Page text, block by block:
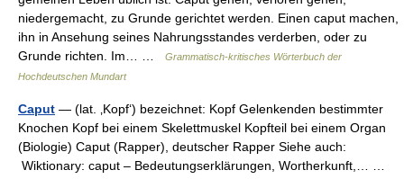
niedergemacht, zu Grunde gerichtet werden. Einen caput machen,
ihn in Ansehung seines Nahrungsstandes verderben, oder zu
Grunde richten. Im… …
Grammatisch-kritisches Wörterbuch der
Hochdeutschen Mundart
Caput — (lat. ‚Kopf‘) bezeichnet: Kopf Gelenkenden bestimmter
Knochen Kopf bei einem Skelettmuskel Kopfteil bei einem Organ
(Biologie) Caput (Rapper), deutscher Rapper Siehe auch:
Wiktionary: caput – Bedeutungserklärungen, Wortherkunft,… …